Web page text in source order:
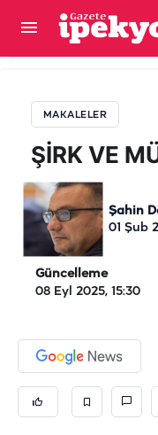
MAKALELER
ŞİRK VE
Şahin
01 Şub
Güncelleme
08 Eyl 2025, 15:30
ŞİRK VE